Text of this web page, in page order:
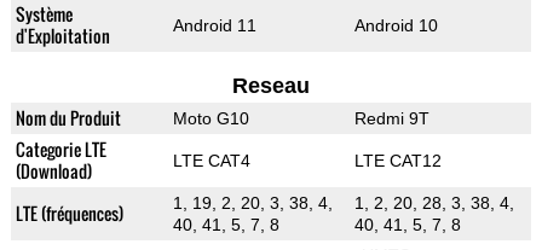
Système
d'Exploitation
Android 11 Android 10
Reseau
Nom du Produit Moto G10 Redmi 9T
Categorie LTE
(Download)
LTE CAT4 LTE CAT12
LTE (fréquences)
1, 19, 2, 20, 3, 38, 4,
40, 41, 5, 7, 8
1, 2, 20, 28, 3, 38, 4,
40, 41, 5, 7, 8